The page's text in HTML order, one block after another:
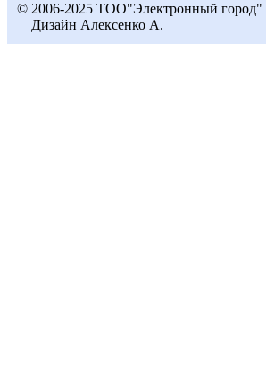
© 2006-2025 ТОО"Электронный город"
Дизайн Алексенко А.